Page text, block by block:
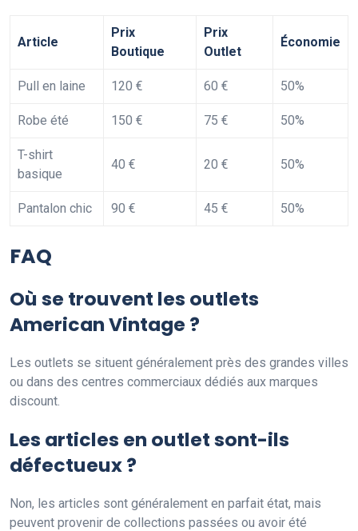
Article
Prix
Boutique
Prix
Outlet
Économie
Pull en laine 120 € 60 € 50%
Robe été 150 € 75 € 50%
T-shirt
basique
40 € 20 € 50%
Pantalon chic 90 € 45 € 50%
FAQ
Où se trouvent les outlets
American Vintage ?
Les outlets se situent généralement près des grandes villes
ou dans des centres commerciaux dédiés aux marques
discount.
Les articles en outlet sont-ils
défectueux ?
Non, les articles sont généralement en parfait état, mais
peuvent provenir de collections passées ou avoir été